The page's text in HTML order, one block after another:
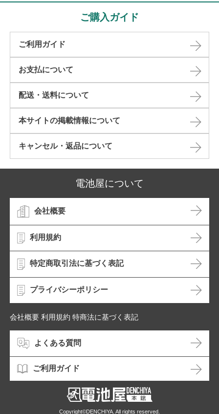
ご購入ガイド
ご利用ガイド
お支払について
配送・送料について
本サイトの掲載情報について​
キャンセル・返品について​
電池屋について
会社概要
利用規約
特定商取引法に基づく表記
プライバシーポリシー
会社概要 利用規約 特商法に基づく表記
よくある質問
ご利用ガイド
Copyright©DENCHIYA. All rights reserved.